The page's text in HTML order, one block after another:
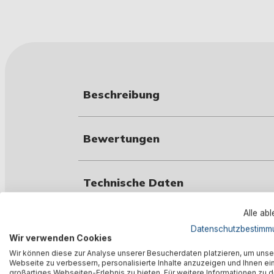
Beschreibung
Bewertungen
Technische Daten
Herstellerinformation
Alle
Wir verwenden Cookies
Wir können diese zur Analyse unserer Besucherdaten platzieren, um
Webseite zu verbessern, personalisierte Inhalte anzuzeigen und Ihnen ein